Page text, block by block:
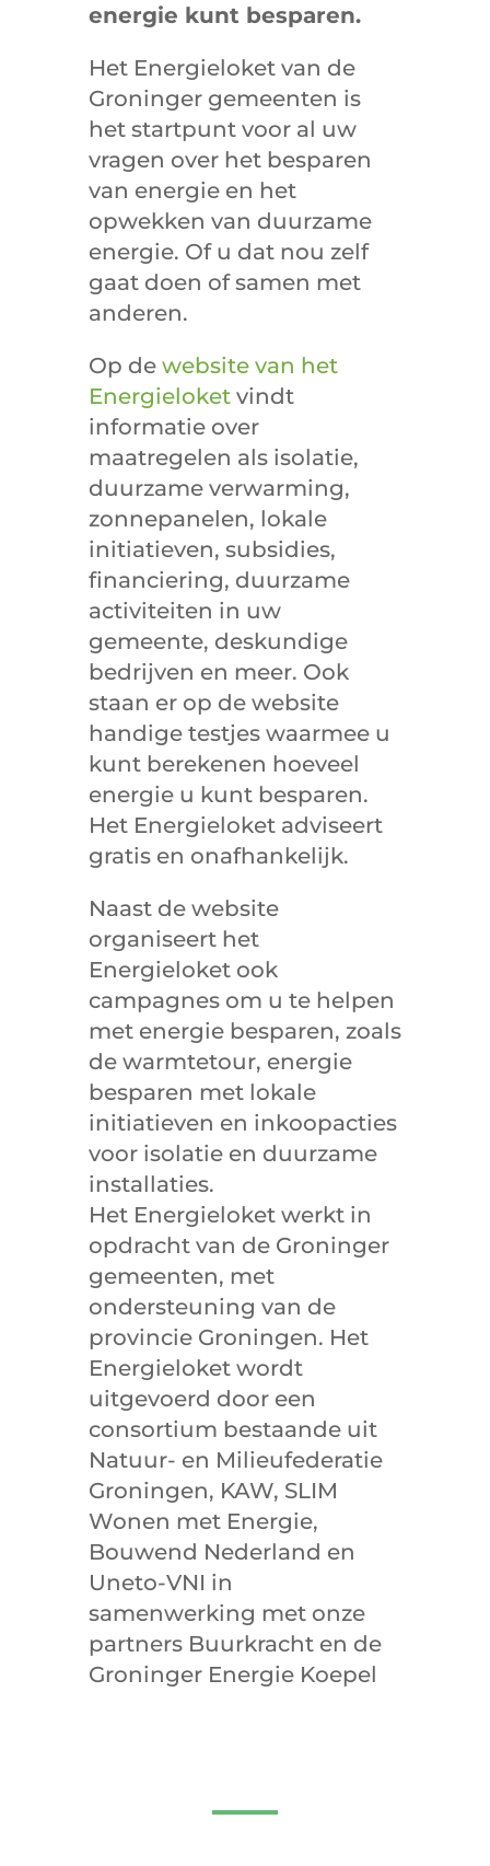
energie kunt besparen.
Het Energieloket van de
Groninger gemeenten is
het startpunt voor al uw
vragen over het besparen
van energie en het
opwekken van duurzame
energie. Of u dat nou zelf
gaat doen of samen met
anderen.
Op de website van het
Energieloketvindt
informatie over
maatregelen als isolatie,
duurzame verwarming,
zonnepanelen, lokale
initiatieven, subsidies,
financiering, duurzame
activiteiten in uw
gemeente, deskundige
bedrijven en meer. Ook
staan er op de website
handige testjes waarmee u
kunt berekenen hoeveel
energie u kunt besparen.
Het Energieloket adviseert
gratis en onafhankelijk.
Naast de website
organiseert het
Energieloket ook
campagnes om u te helpen
met energie besparen, zoals
de warmtetour, energie
besparen met lokale
initiatieven en inkoopacties
voor isolatie en duurzame
installaties.
Het Energieloket werkt in
opdracht van de Groninger
gemeenten, met
ondersteuning van de
provincie Groningen. Het
Energieloket wordt
uitgevoerd door een
consortium bestaande uit
Natuur- en Milieufederatie
Groningen, KAW, SLIM
Wonen met Energie,
Bouwend Nederland en
Uneto-VNI in
samenwerking met onze
partners Buurkracht en de
Groninger Energie Koepel